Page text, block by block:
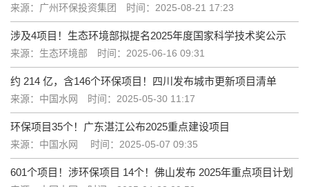
来源：广州环保投资集团 时间：2025-08-21 17:23
涉及4项目！生态环境部拟提名2025年度国家科学技术奖公示
来源：生态环境部 时间：2025-06-16 09:31
约 ​214 亿，含146个环保项目！四川发布城市更新项目清单
来源：中国水网 时间：2025-05-30 11:17
环保项目35个！广东湛江公布2025重点建设项目
来源：中国水网 时间：2025-05-07 09:35
601个项目！涉环保项目 14个！佛山发布 2025年重点项目计划